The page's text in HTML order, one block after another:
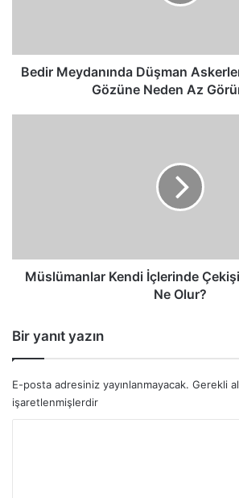
Göründü?
Bedir Meydanında Düşman
Gözüne Neden Az
Müslümanlar Kendi İçlerinde
Ne Olur?
Bir yanıt yazın
E-posta adresiniz yayınlanmayacak. Gerekli
işaretlenmişlerdir